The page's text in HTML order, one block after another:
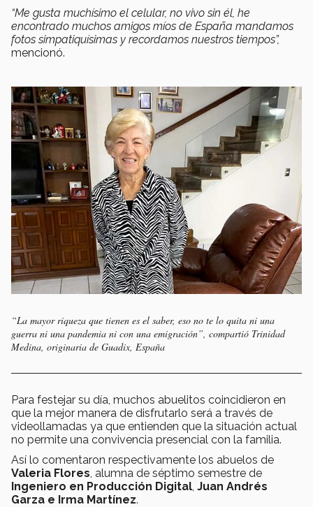
“Me gusta muchísimo el celular, no vivo sin él, he
encontrado muchos amigos míos de España mandamos
fotos simpatiquísimas y recordamos nuestros tiempos”,
mencionó.
“La mayor riqueza que tienen es el saber, eso no te lo quita ni una
guerra ni una pandemia ni con una emigración”, compartió Trinidad
Medina, originaria de Guadix, España
Para festejar su día, muchos abuelitos coincidieron en
que la mejor manera de disfrutarlo será a través de
videollamadas ya que entienden que la situación actual
no permite una convivencia presencial con la familia.
Así lo comentaron respectivamente los abuelos de
Valeria Flores , alumna de séptimo semestre de
Ingeniero en Producción Digital Juan Andrés
Garza e Irma Martínez.